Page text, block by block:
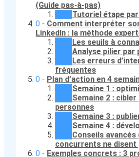
(Guide pas‑à‑pas)
Tutoriel étape
Comment interpréter
LinkedIn : la méthode
Les seuils à
Analyse pilier par
Les erreurs
fréquentes
Plan d’action en 4
Semaine 1 :
Semaine 2 :
personnes
Semaine 3 :
Semaine 4 :
Conseils avancés
concurrents ne disent
Exemples concrets : 3